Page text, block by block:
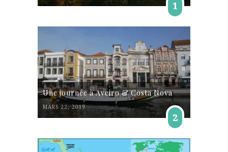
1
Une journée à Aveiro & Costa Nova
MARS 22, 2019
2